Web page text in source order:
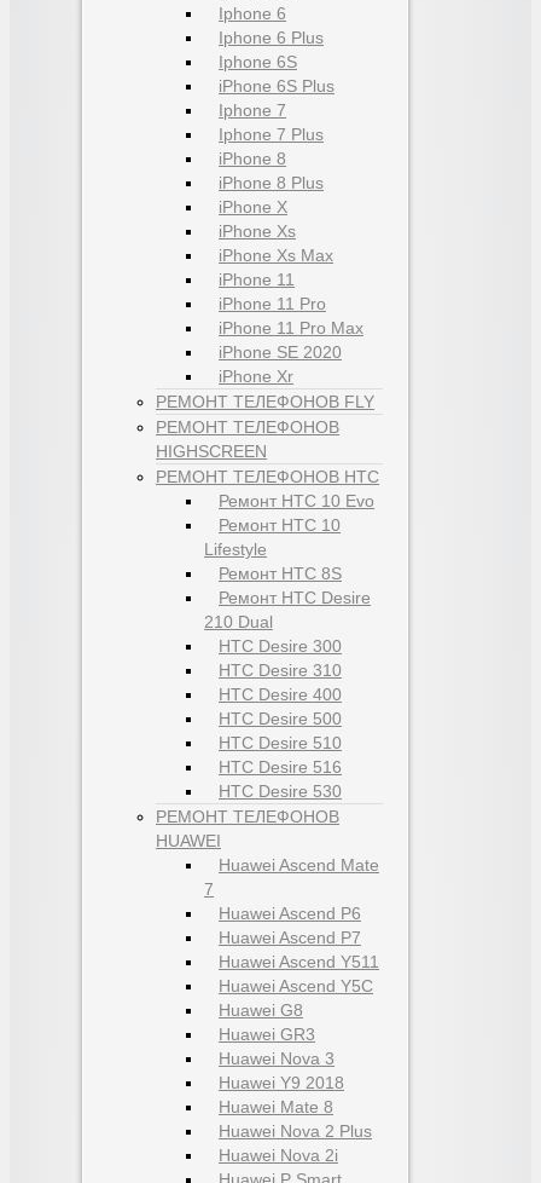
Iphone 6
Iphone 6 Plus
Iphone 6S
iPhone 6S Plus
Iphone 7
Iphone 7 Plus
iPhone 8
iPhone 8 Plus
iPhone X
iPhone Xs
iPhone Xs Max
iPhone 11
iPhone 11 Pro
iPhone 11 Pro Max
iPhone SE 2020
iPhone Xr
РЕМОНТ ТЕЛЕФОНОВ FLY
РЕМОНТ ТЕЛЕФОНОВ
HIGHSCREEN
РЕМОНТ ТЕЛЕФОНОВ HTC
Ремонт HTC 10 Evo
Ремонт HTC 10
Lifestyle
Ремонт HTC 8S
Ремонт HTC Desire
210 Dual
HTC Desire 300
HTC Desire 310
HTC Desire 400
HTC Desire 500
HTC Desire 510
HTC Desire 516
HTC Desire 530
РЕМОНТ ТЕЛЕФОНОВ
HUAWEI
Huawei Ascend Mate
7
Huawei Ascend P6
Huawei Ascend P7
Huawei Ascend Y511
Huawei Ascend Y5C
Huawei G8
Huawei GR3
Huawei Nova 3
Huawei Y9 2018
Huawei Mate 8
Huawei Nova 2 Plus
Huawei Nova 2i
Huawei P Smart